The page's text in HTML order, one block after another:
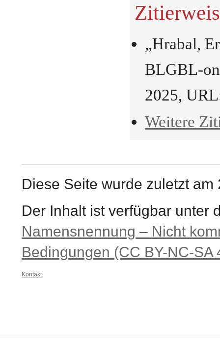
„Hrabal,
BLGBL-
2025,
Weitere
Diese Seite wurde zuletzt
Der Inhalt ist verfügbar unter
Namensnennung – Nicht
Bedingungen (CC BY-NC-SA
Kontakt